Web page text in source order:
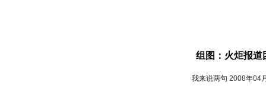
组图：火炬报道
我来说两句 2008年04